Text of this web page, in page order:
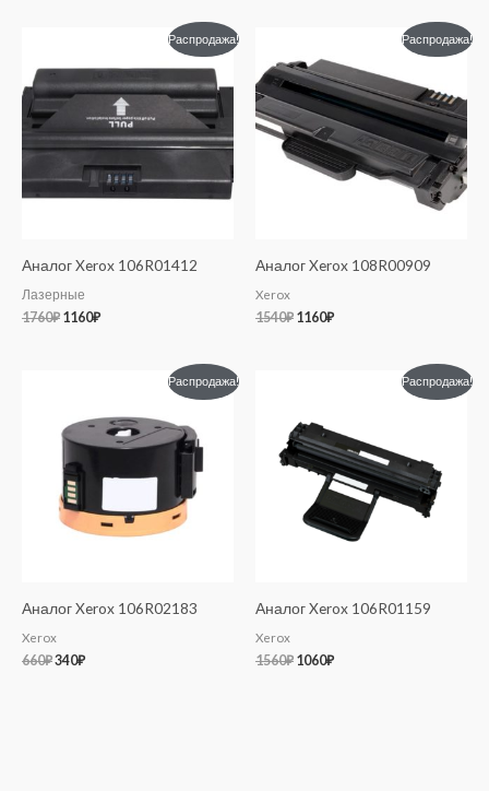
Распродажа!
Аналог Xerox 106R01412
Лазерные
1760₽
Первоначальная
составляла
1760₽.
1160₽
1160₽.
Распродажа!
Аналог Xerox 108R00909
Xerox
1540₽
Первоначальная
составляла
1540₽.
1160₽
1160₽.
Распродажа!
Аналог Xerox 106R02183
Xerox
660₽
660₽.
340₽
Распродажа!
Аналог Xerox 106R01159
Xerox
1560₽
Первоначальная
1560₽.
1060₽